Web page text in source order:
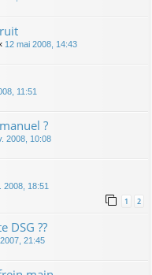
12 mai 2008, 14:43
11:51
?
2008, 10:08
2008, 18:51
1 2
DSG ??
21:45